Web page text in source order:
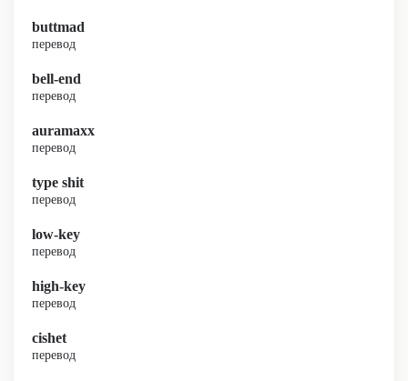
buttmad
перевод
bell-end
перевод
auramaxx
перевод
type shit
перевод
low-key
перевод
high-key
перевод
cishet
перевод